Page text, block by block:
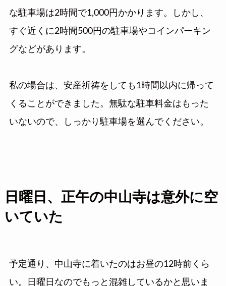
な駐車場は2時間で1,000円かかります。しかし、
すぐ近くに2時間500円の駐車場やコインパーキン
グなどがあります。
私の場合は、安産祈祷をしても1時間以内に帰って
くることができました。無駄な駐車料金はもった
いないので、しっかり駐車場を選んでください。
日曜日、正午の中山寺は意外に空
いていた
予定通り、中山寺に着いたのはお昼の12時前くら
い。日曜日なのでもっと混雑しているかと思いま